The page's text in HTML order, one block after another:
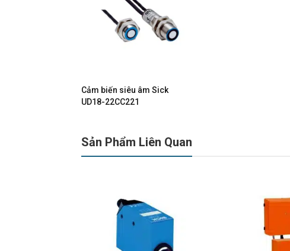
Cảm biến siêu âm Sick
UD18-22CC221
Sản Phẩm Liên Quan